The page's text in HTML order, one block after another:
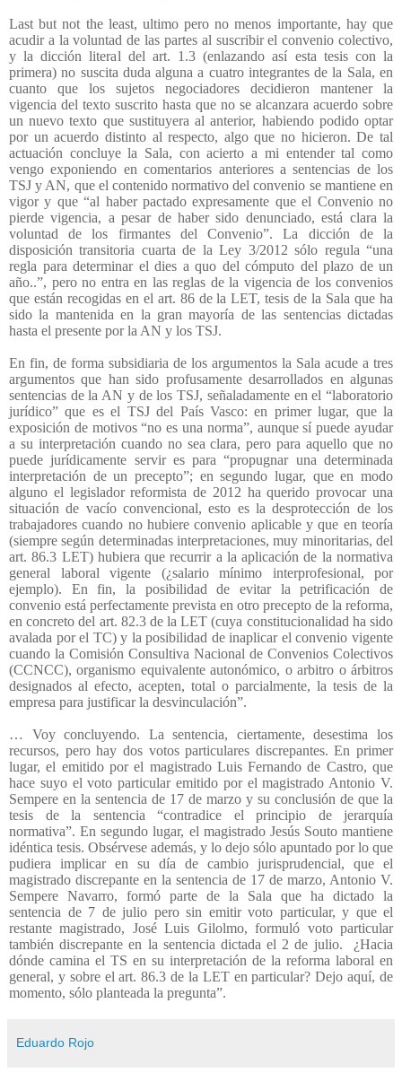
Last but not the least, ultimo pero no menos importante, hay que
acudir a la voluntad de las partes al suscribir el convenio colectivo,
y la dicción literal del art. 1.3 (enlazando así esta tesis con la
primera) no suscita duda alguna a cuatro integrantes de la Sala, en
cuanto que los sujetos negociadores decidieron mantener la
vigencia del texto suscrito hasta que no se alcanzara acuerdo sobre
un nuevo texto que sustituyera al anterior, habiendo podido optar
por un acuerdo distinto al respecto, algo que no hicieron. De tal
actuación concluye la Sala, con acierto a mi entender tal como
vengo exponiendo en comentarios anteriores a sentencias de los
TSJ y AN, que el contenido normativo del convenio se mantiene en
vigor y que “al haber pactado expresamente que el Convenio no
pierde vigencia, a pesar de haber sido denunciado, está clara la
voluntad de los firmantes del Convenio”. La dicción de la
disposición transitoria cuarta de la Ley 3/2012 sólo regula “una
regla para determinar el dies a quo del cómputo del plazo de un
año..”, pero no entra en las reglas de la vigencia de los convenios
que están recogidas en el art. 86 de la LET, tesis de la Sala que ha
sido la mantenida en la gran mayoría de las sentencias dictadas
hasta el presente por la AN y los TSJ.
En fin, de forma subsidiaria de los argumentos la Sala acude a tres
argumentos que han sido profusamente desarrollados en algunas
sentencias de la AN y de los TSJ, señaladamente en el “laboratorio
jurídico” que es el TSJ del País Vasco: en primer lugar, que la
exposición de motivos “no es una norma”, aunque sí puede ayudar
a su interpretación cuando no sea clara, pero para aquello que no
puede jurídicamente servir es para “propugnar una determinada
interpretación de un precepto”; en segundo lugar, que en modo
alguno el legislador reformista de 2012 ha querido provocar una
situación de vacío convencional, esto es la desprotección de los
trabajadores cuando no hubiere convenio aplicable y que en teoría
(siempre según determinadas interpretaciones, muy minoritarias, del
art. 86.3 LET) hubiera que recurrir a la aplicación de la normativa
general laboral vigente (¿salario mínimo interprofesional, por
ejemplo). En fin, la posibilidad de evitar la petrificación de
convenio está perfectamente prevista en otro precepto de la reforma,
en concreto del art. 82.3 de la LET (cuya constitucionalidad ha sido
avalada por el TC) y la posibilidad de inaplicar el convenio vigente
cuando la Comisión Consultiva Nacional de Convenios Colectivos
(CCNCC), organismo equivalente autonómico, o arbitro o árbitros
designados al efecto, acepten, total o parcialmente, la tesis de la
empresa para justificar la desvinculación”.
… Voy concluyendo. La sentencia, ciertamente, desestima los
recursos, pero hay dos votos particulares discrepantes. En primer
lugar, el emitido por el magistrado Luis Fernando de Castro, que
hace suyo el voto particular emitido por el magistrado Antonio V.
Sempere en la sentencia de 17 de marzo y su conclusión de que la
tesis de la sentencia “contradice el principio de jerarquía
normativa”. En segundo lugar, el magistrado Jesús Souto mantiene
idéntica tesis. Obsérvese además, y lo dejo sólo apuntado por lo que
pudiera implicar en su día de cambio jurisprudencial, que el
magistrado discrepante en la sentencia de 17 de marzo, Antonio V.
Sempere Navarro, formó parte de la Sala que ha dictado la
sentencia de 7 de julio pero sin emitir voto particular, y que el
restante magistrado, José Luis Gilolmo, formuló voto particular
también discrepante en la sentencia dictada el 2 de julio.
¿Hacia
dónde camina el TS en su interpretación de la reforma laboral en
general, y sobre el art. 86.3 de la LET en particular? Dejo aquí, de
momento, sólo planteada la pregunta”.
Eduardo Rojo